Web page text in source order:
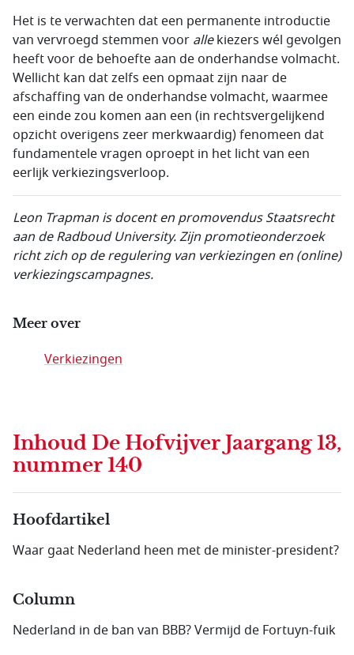
Het is te verwachten dat een permanente introductie
van vervroegd stemmen voor allekiezers wél gevolgen
heeft voor de behoefte aan de onderhandse volmacht.
Wellicht kan dat zelfs een opmaat zijn naar de
afschaffing van de onderhandse volmacht, waarmee
een einde zou komen aan een (in rechtsvergelijkend
opzicht overigens zeer merkwaardig) fenomeen dat
fundamentele vragen oproept in het licht van een
eerlijk verkiezingsverloop.
Leon Trapman is docent en promovendus Staatsrecht
aan de Radboud University. Zijn promotieonderzoek
richt zich op de regulering van verkiezingen en (online)
verkiezingscampagnes.
Meer over
Verkiezingen
Inhoud De Hofvijver Jaargang 13,
nummer 140
Hoofdartikel
Waar gaat Nederland heen met de minister-president?
Column
Nederland in de ban van BBB? Vermijd de Fortuyn-fuik